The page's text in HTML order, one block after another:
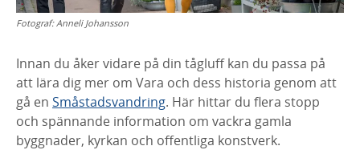
Fotograf: Anneli Johansson
Innan du åker vidare på din tågluff kan du passa på
att lära dig mer om Vara och dess historia genom att
gå en Småstadsvandring. Här hittar du flera stopp
och spännande information om vackra gamla
byggnader, kyrkan och offentliga konstverk.